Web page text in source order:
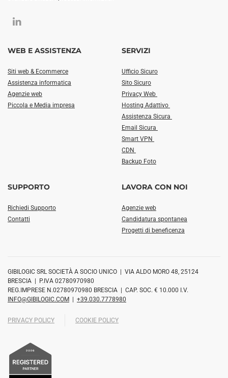
WEB E ASSISTENZA
Siti web & Ecommerce
Assistenza informatica
Agenzie web
Piccola e Media impresa
SERVIZI
Ufficio Sicuro
Sito Sicuro
Privacy Web
Hosting Adattivo
Assistenza Sicura
Email Sicura
Smart VPN
CDN
Backup Foto
SUPPORTO
Richiedi Supporto
Contatti
LAVORA CON NOI
Agenzie web
Candidatura spontanea
Progetti di beneficenza
GIBILOGIC SRL SOCIETÀ A SOCIO UNICO | VIA ALDO MORO 48, 25124
BRESCIA | P.IVA 02780970980
REG.IMPRESE N.02780970980 BRESCIA | CAP. SOC. € 10.000 I.V.
INFO@GIBILOGIC.COM
+39.030.7778980
PRIVACY POLICY COOKIE POLICY